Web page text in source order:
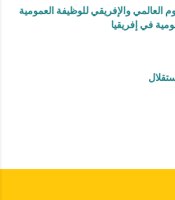
العالمي والإفريقي للوظيفة العمومية
في إفريقيا